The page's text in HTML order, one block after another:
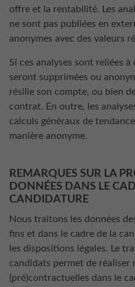
offre et la rentabilité. Les
ne sont pas publiées en
anonymes avec des valeurs
Si ces analyses sont reliées
seront supprimées ou
résilie son compte, ou bien
contrat. En outre, les
calculs généraux de
manière anonyme.
REMARQUES SUR LA
DONNÉES DANS LE
CANDIDATURE
Nous traitons les données
fins et dans le cadre de la
les dispositions légales. Le
candidats permet de réaliser
(pré)contractuelles dans le